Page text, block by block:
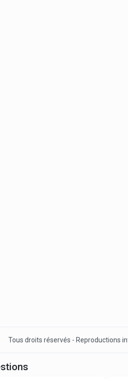
Tous droits réservés - Reproductions